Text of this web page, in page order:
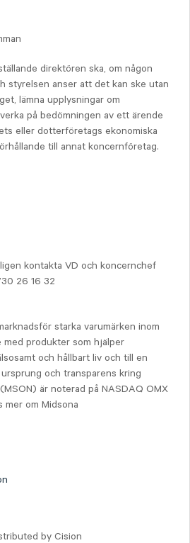
direktören ska, om någon
styrelsen anser att det kan ske utan
lämna upplysningar om
på bedömningen av ett ärende
eller dotterföretags ekonomiska
till annat koncernföretag.
kontakta VD och koncernchef
26 16 32
starka varumärken inom
med produkter som hjälper
och hållbart liv och till en
och transparens kring
är noterad på NASDAQ OMX
mer om Midsona
by Cision